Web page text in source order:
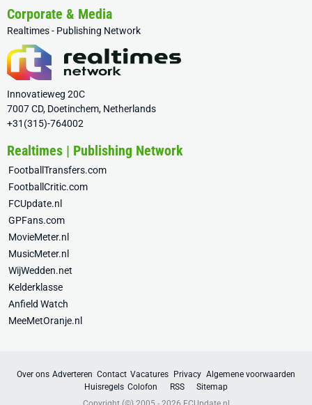
Corporate & Media
Realtimes - Publishing Network
Innovatieweg 20C
7007 CD, Doetinchem, Netherlands
+31(315)-764002
Realtimes | Publishing Network
FootballTransfers.com
FootballCritic.com
FCUpdate.nl
GPFans.com
MovieMeter.nl
MusicMeter.nl
WijWedden.net
Kelderklasse
Anfield Watch
MeeMetOranje.nl
Over ons Adverteren Contact Vacatures Privacy Algemene voorwaarden
Huisregels Colofon RSS
Sitemap